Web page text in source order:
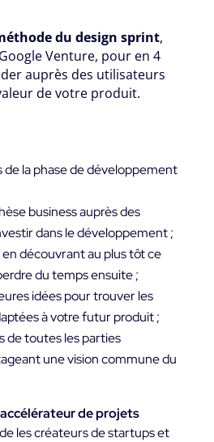
du design sprint,
Venture, pour en 4
auprès des utilisateurs
de votre produit.
de la phase de développement
business auprès des
dans le développement ;
découvrant au plus tôt ce
du temps ensuite ;
idées pour trouver les
à votre futur produit ;
de toutes les parties
une vision commune du
accélérateur de projets
les créateurs de startups et